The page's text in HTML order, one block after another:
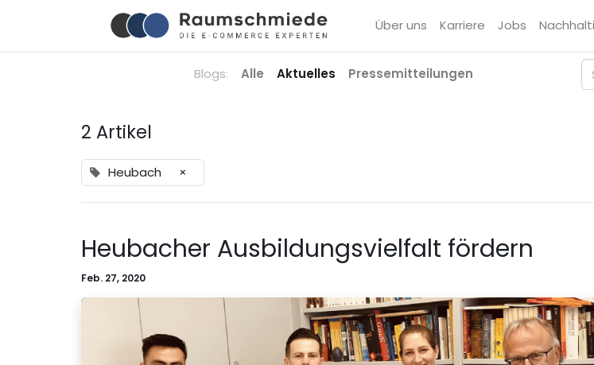
Über uns Karriere Jobs
Blogs: Alle Aktuelles Pressemitteilungen
2 Artikel
Heubach ×
Heubacher Ausbildungsvielfalt fördern
Feb. 27, 2020